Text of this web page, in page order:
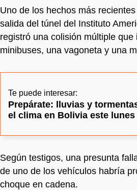
Uno de los hechos más
salida del túnel del Instituto
registró una colisión múltiple que
minibuses, una vagoneta y una
Te puede interesar:
Prepárate: lluvias y
el clima en Bolivia este lunes
Según testigos, una presunta
de uno de los vehículos habría
choque en cadena.